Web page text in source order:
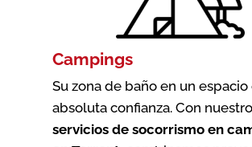
Campings
Su zona de baño en un espacio
absoluta confianza. Con
servicios de socorrismo en